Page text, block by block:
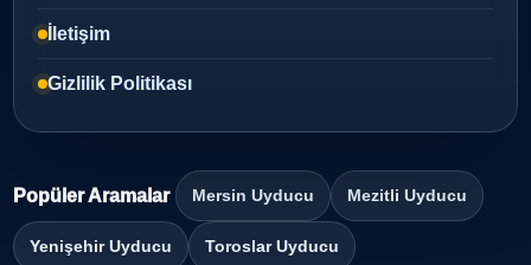
İletişim
Gizlilik Politikası
Popüler Aramalar Mersin Uyducu Mezitli Uyducu
Yenişehir Uyducu Toroslar Uyducu